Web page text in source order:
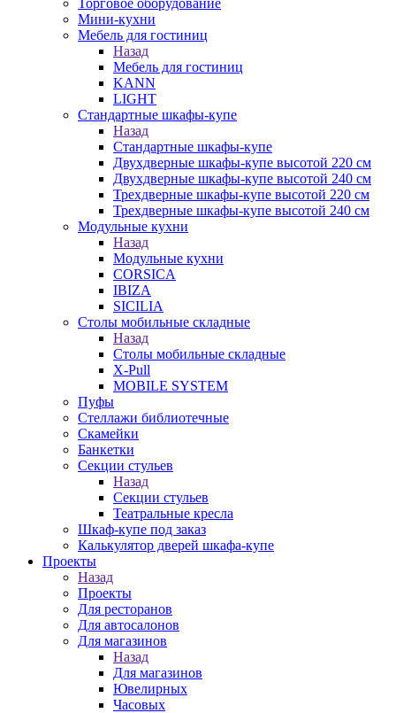
Торговое оборудование
Мини-кухни
Мебель для гостиниц
Назад
Мебель для гостиниц
KANN
LIGHT
Стандартные шкафы-купе
Назад
Стандартные шкафы-купе
Двухдверные шкафы-купе высотой 220 см
Двухдверные шкафы-купе высотой 240 см
Трехдверные шкафы-купе высотой 220 см
Трехдверные шкафы-купе высотой 240 см
Модульные кухни
Назад
Модульные кухни
CORSICA
IBIZA
SICILIA
Столы мобильные складные
Назад
Столы мобильные складные
X-Pull
MOBILE SYSTEM
Пуфы
Стеллажи библиотечные
Скамейки
Банкетки
Секции стульев
Назад
Секции стульев
Театральные кресла
Шкаф-купе под заказ
Калькулятор дверей шкафа-купе
Проекты
Назад
Проекты
Для ресторанов
Для автосалонов
Для магазинов
Назад
Для магазинов
Ювелирных
Часовых